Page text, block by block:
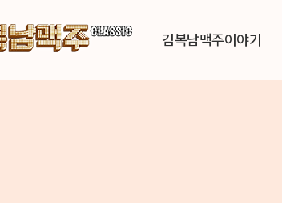
김복남맥주이야기